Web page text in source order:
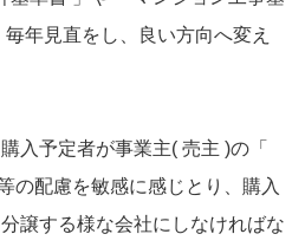
年見直をし、良い方向へ変え
入予定者が事業主( 売主 )の「
の配慮を敏感に感じとり、購入
譲する様な会社にしなければな